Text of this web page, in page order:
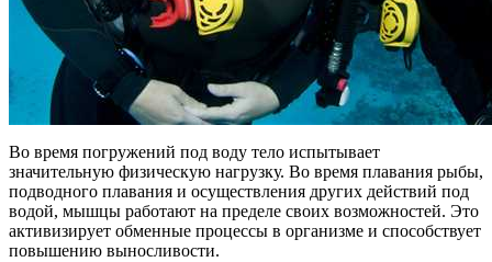
Во время погружений под воду тело испытывает
значительную физическую нагрузку. Во время плавания рыбы,
подводного плавания и осуществления других действий под
водой, мышцы работают на пределе своих возможностей. Это
активизирует обменные процессы в организме и способствует
повышению выносливости.